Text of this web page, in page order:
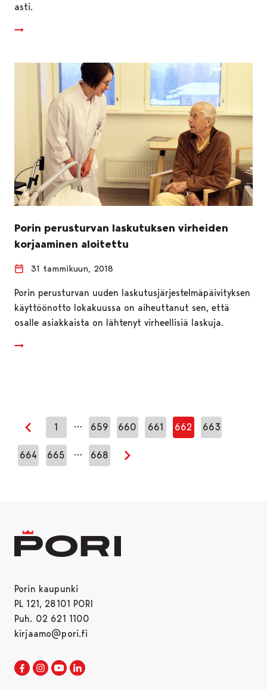
asti.
Porin perusturvan laskutuksen virheiden
korjaaminen aloitettu
31 tammikuun, 2018
Porin perusturvan uuden laskutusjärjestelmäpäivityksen
käyttöönotto lokakuussa on aiheuttanut sen, että
osalle asiakkaista on lähtenyt virheellisiä laskuja.
Edellinen sivu
1 … 659 660 661 662 663
664 665 … 668
Seuraava sivu
Porin kaupunki
PL 121, 28101 PORI
Puh. 02 621 1100
kirjaamo@pori.fi
Porin kaupunki Facebookissa
Avautuu uudessa välilehdessä
Porin kaupunki Instagramissa
Avautuu uudessa välilehdessä
Porin kaupunki Youtubessa
Avautuu uudessa välilehdessä